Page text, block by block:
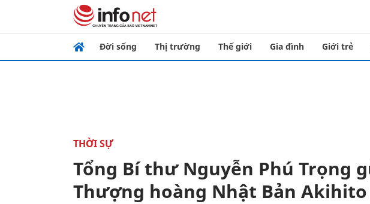
Đời sống Thị trường Thế giới Gia đình Giới trẻ
THỜI SỰ
Tổng Bí thư Nguyễn Phú Trọng
Thượng hoàng Nhật Bản Akihito